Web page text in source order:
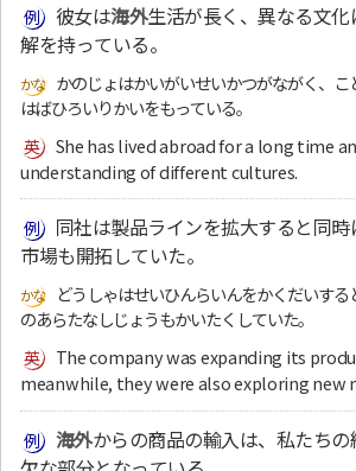
彼女は海外生活が長く、異なる文
解を持っている。
かのじょはかいがいせいかつがながく、
はばひろいりかいをもっている。
She has lived abroad for a long time
understanding of different cultures.
同社は製品ラインを拡大すると同時
市場も開拓していた。
どうしゃはせいひんらいんをかくだいす
のあらたなしじょうもかいたくしていた。
The company was expanding its
meanwhile, they were also exploring new
海外からの商品の輸入は、私たち